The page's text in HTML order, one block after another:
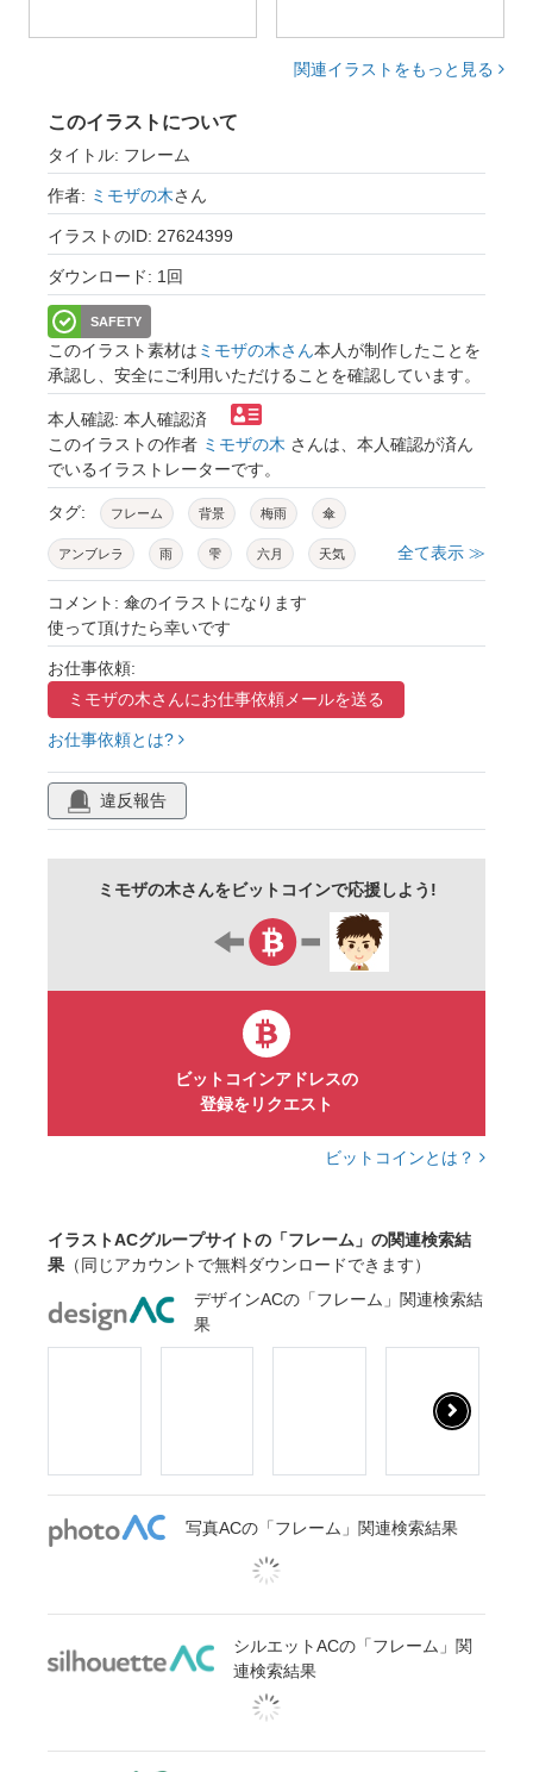
関連イラストをもっと見る
このイラストについて
タイトル: フレーム
作者: ミモザの木さん
イラストのID: 27624399
ダウンロード: 1回
SAFETY
このイラスト素材は ミモザの木さん本人が制作したことを
承認し、安全にご利用いただけることを確認しています。
本人確認: 本人確認済
このイラストの作者 ミモザの木 さんは、本人確認が済ん
でいるイラストレーターです。
タグ: フレーム 背景 梅雨 傘
アンブレラ 雨 雫 六月 天気
レイン ジメジメ 湿度 湿気
壁紙 柄
全て表示 ≫
コメント: 傘のイラストになります
使って頂けたら幸いです
お仕事依頼:
ミモザの木さんにお仕事依頼メールを送る
お仕事依頼とは?
違反報告
ミモザの木さんをビットコインで応援しよう!
ビットコインアドレスの
登録をリクエスト
ビットコインとは？
イラストACグループサイトの「フレーム」の関連検索結
果 （同じアカウントで無料ダウンロードできます）
デザインACの「フレーム」関連検索結
果
写真ACの「フレーム」関連検索結果
シルエットACの「フレーム」関
連検索結果